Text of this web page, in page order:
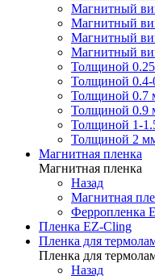
Магнитный
Магнитный
Магнитный
Магнитный
Толщиной
Толщиной
Толщиной 0.7
Толщиной 0.9
Толщиной 1-
Толщиной 2
Магнитная пленка
Магнитная пленка
Назад
Магнитная
Ферропленка
Пленка EZ-Cling
Пленка для
Пленка для
Назад